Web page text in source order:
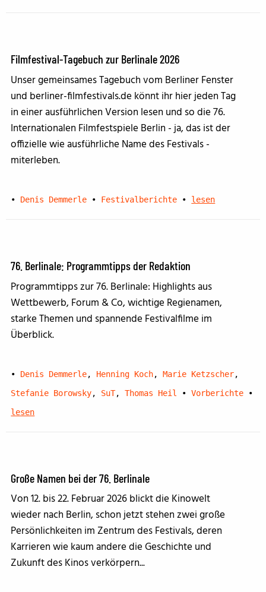
Filmfestival-Tagebuch zur Berlinale 2026
Unser gemeinsames Tagebuch vom Berliner Fenster
und berliner-filmfestivals.de könnt ihr hier jeden Tag
in einer ausführlichen Version lesen und so die 76.
Internationalen Filmfestspiele Berlin - ja, das ist der
offizielle wie ausführliche Name des Festivals -
miterleben.
• Denis Demmerle • Festivalberichte • lesen
76. Berlinale: Programmtipps der Redaktion
Programmtipps zur 76. Berlinale: Highlights aus
Wettbewerb, Forum & Co, wichtige Regienamen,
starke Themen und spannende Festivalfilme im
Überblick.
• Denis Demmerle, Henning Koch,Marie Ketzscher,
Stefanie Borowsky, SuT,Thomas Heil • Vorberichte
•
lesen
Große Namen bei der 76. Berlinale
Von 12. bis 22. Februar 2026 blickt die Kinowelt
wieder nach Berlin, schon jetzt stehen zwei große
Persönlichkeiten im Zentrum des Festivals, deren
Karrieren wie kaum andere die Geschichte und
Zukunft des Kinos verkörpern...